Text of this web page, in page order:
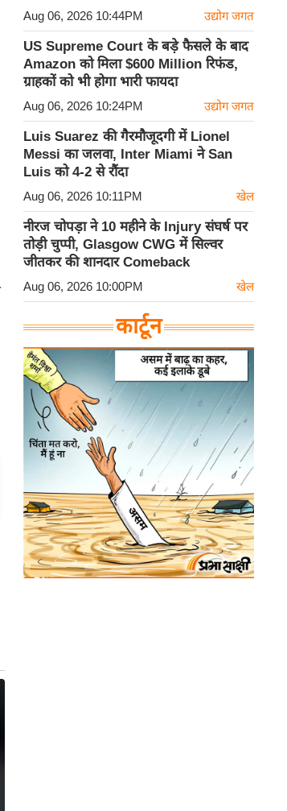
Aug 06, 2026 10:44PM उद्योग जगत
US Supreme Court के बड़े फैसले के बाद
Amazon को मिला $600 Million रिफंड,
ग्राहकों को भी होगा भारी फायदा
Aug 06, 2026 10:24PM उद्योग जगत
Luis Suarez की गैरमौजूदगी में Lionel
Messi का जलवा, Inter Miami ने San
Luis को 4-2 से रौंदा
Aug 06, 2026 10:11PM खेल
नीरज चोपड़ा ने 10 महीने के Injury संघर्ष पर
तोड़ी चुप्पी, Glasgow CWG में सिल्वर
जीतकर की शानदार Comeback
Aug 06, 2026 10:00PM खेल
कार्टून